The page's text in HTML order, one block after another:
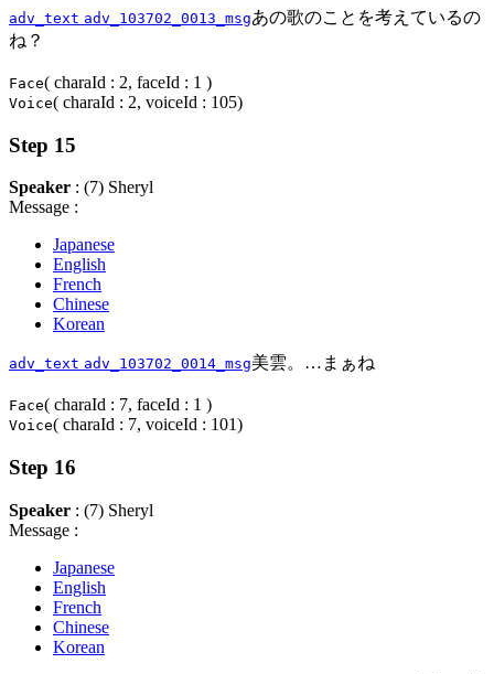
adv_text adv_103702_0013_msgあの歌のことを考えているの
ね？
Face( charaId : 2, faceId : 1 )
Voice( charaId : 2, voiceId : 105)
Step 15
Speaker : (7) Sheryl
Message :
Japanese
English
French
Chinese
Korean
adv_text adv_103702_0014_msg美雲。…まぁね
Face( charaId : 7, faceId : 1 )
Voice( charaId : 7, voiceId : 101)
Step 16
Speaker : (7) Sheryl
Message :
Japanese
English
French
Chinese
Korean